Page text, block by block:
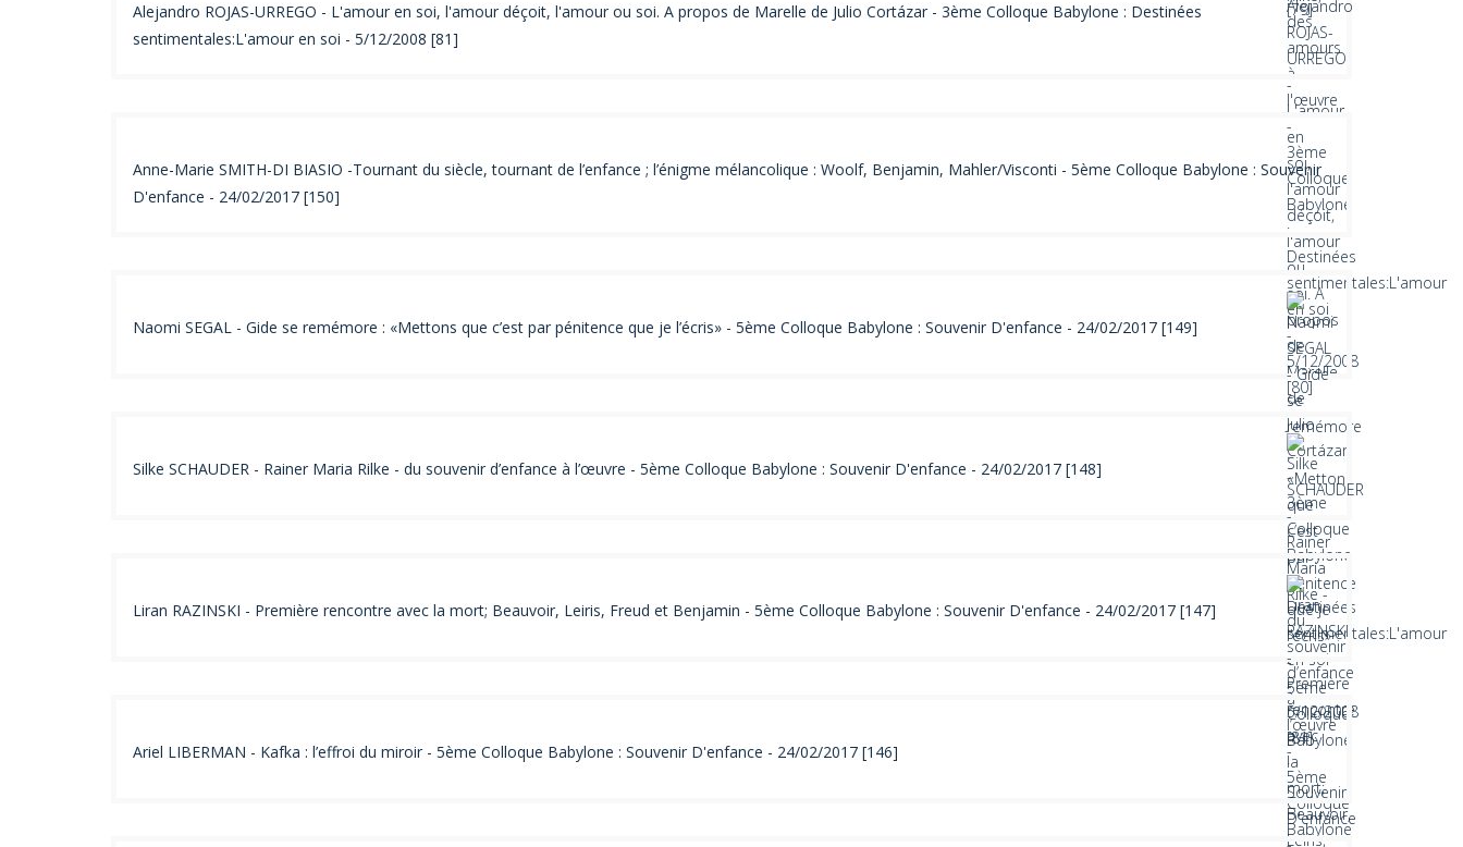
Alejandro ROJAS-URREGO - L'amour en soi, l'amour déçoit, l'amour ou soi. A propos de Marelle de Julio Cortázar - 3ème Colloque Babylone : Destinées
sentimentales:L'amour en soi - 5/12/2008 [81]
Anne-Marie SMITH-DI BIASIO -Tournant du siècle, tournant de l’enfance ; l’énigme mélancolique : Woolf, Benjamin, Mahler/Visconti - 5ème Colloque Babylone : Souvenir
D'enfance - 24/02/2017 [150]
Naomi SEGAL - Gide se remémore : «Mettons que c’est par pénitence que je l’écris» - 5ème Colloque Babylone : Souvenir D'enfance - 24/02/2017 [149]
Silke SCHAUDER - Rainer Maria Rilke - du souvenir d’enfance à l’œuvre - 5ème Colloque Babylone : Souvenir D'enfance - 24/02/2017 [148]
Liran RAZINSKI - Première rencontre avec la mort; Beauvoir, Leiris, Freud et Benjamin - 5ème Colloque Babylone : Souvenir D'enfance - 24/02/2017 [147]
Ariel LIBERMAN - Kafka : l’effroi du miroir - 5ème Colloque Babylone : Souvenir D'enfance - 24/02/2017 [146]